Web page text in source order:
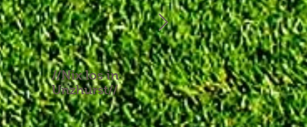
//Nix los in
Unzhurst//
//Aufgebrauchtes
Glück und ein
Endspiel, das keines
war//